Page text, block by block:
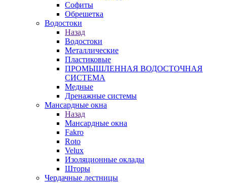
Софиты
Обрешетка
Водостоки
Назад
Водостоки
Металлические
Пластиковые
ПРОМЫШЛЕННАЯ ВОДОСТОЧНАЯ
СИСТЕМА
Медные
Дренажные системы
Мансардные окна
Назад
Мансардные окна
Fakro
Roto
Velux
Изоляционные оклады
Шторы
Чердачные лестницы